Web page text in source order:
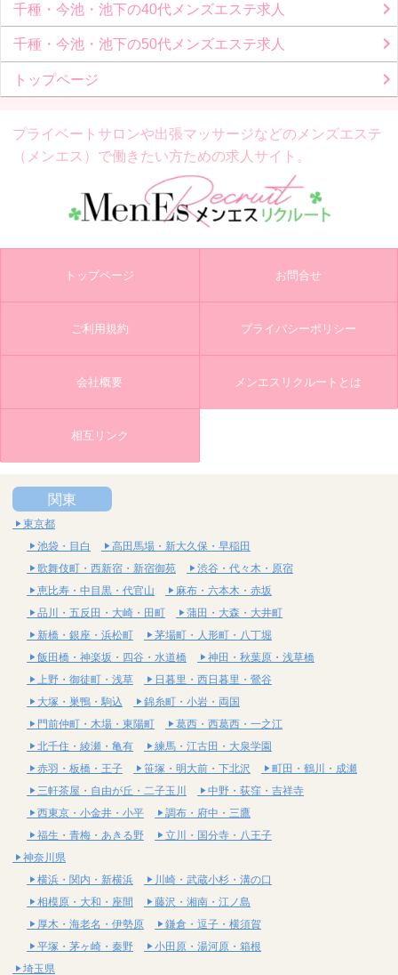
千種・今池・池下の40代メンズエステ求人
千種・今池・池下の50代メンズエステ求人
トップページ
プライベートサロンや出張マッサージなどの メンズエステ
（メンエス）で働きたい方ための求人サイト。
トップページ お問合せ
ご利用規約 プライバシーポリシー
会社概要 メンエスリクルートとは
相互リンク
関東
東京都
池袋・目白
高田馬場・新大久保・早稲田
歌舞伎町・西新宿・新宿御苑
渋谷・代々木・原宿
恵比寿・中目黒・代官山
麻布・六本木・赤坂
品川・五反田・大崎・田町
蒲田・大森・大井町
新橋・銀座・浜松町
茅場町・人形町・八丁堀
飯田橋・神楽坂・四谷・水道橋
神田・秋葉原・浅草橋
上野・御徒町・浅草
日暮里・西日暮里・鶯谷
大塚・巣鴨・駒込
錦糸町・小岩・両国
門前仲町・木場・東陽町
葛西・西葛西・一之江
北千住・綾瀬・亀有
練馬・江古田・大泉学園
赤羽・板橋・王子
笹塚・明大前・下北沢
町田・鶴川・成瀬
三軒茶屋・自由が丘・二子玉川
中野・荻窪・吉祥寺
西東京・小金井・小平
調布・府中・三鷹
福生・青梅・あきる野
立川・国分寺・八王子
神奈川県
横浜・関内・新横浜
川崎・武蔵小杉・溝の口
相模原・大和・座間
藤沢・湘南・江ノ島
厚木・海老名・伊勢原
鎌倉・逗子・横須賀
平塚・茅ヶ崎・秦野
小田原・湯河原・箱根
埼玉県